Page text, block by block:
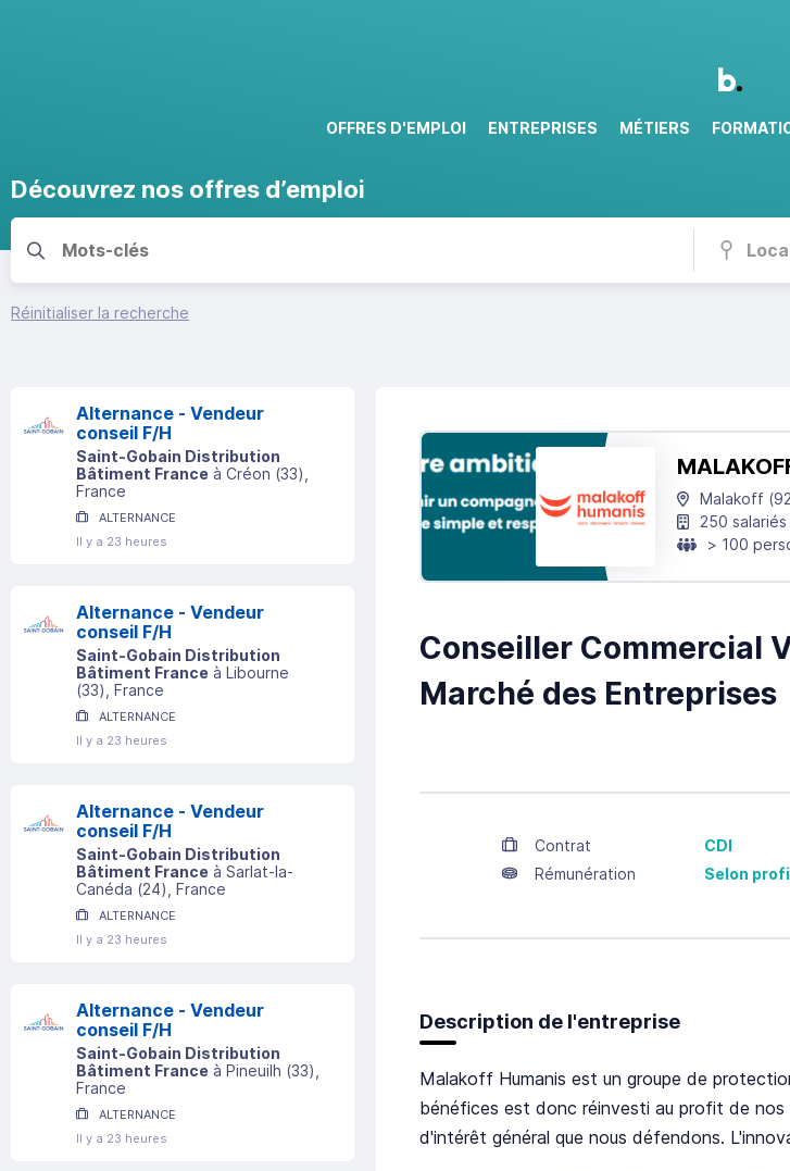
OFFRES D'EMPLOI ENTREPRISES MÉTIERS
Découvrez nos offres d’emploi
Réinitialiser la recherche
Alternance - Vendeur
conseil F/H
Saint-Gobain Distribution
Bâtiment France à Créon (33)
France
ALTERNANCE
Il y a 23 heures
Alternance - Vendeur
conseil F/H
Saint-Gobain Distribution
Bâtiment France à Libourne
(33) , France
ALTERNANCE
Il y a 23 heures
Alternance - Vendeur
conseil F/H
Saint-Gobain Distribution
Bâtiment France à Sarlat-la-
Canéda (24) , France
ALTERNANCE
Il y a 23 heures
Alternance - Vendeur
conseil F/H
Saint-Gobain Distribution
Bâtiment France à Pineuilh (33)
France
ALTERNANCE
Il y a 23 heures
Malakoff
250
> 100
Conseiller Commercial
Marché des Entreprises
Contrat CDI
Rémunération
Selon
Description de l'entreprise
Malakoff Humanis est un groupe de
bénéfices est donc réinvesti au profit de nos
d'intérêt général que nous défendons.